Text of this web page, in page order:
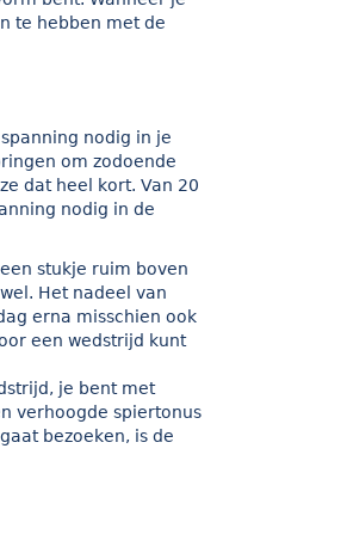
te hebben met de
nodig in je
om zodoende
dat heel kort. Van 20
nodig in de
stukje ruim boven
Het nadeel van
erna misschien ook
een wedstrijd kunt
je bent met
verhoogde spiertonus
bezoeken, is de